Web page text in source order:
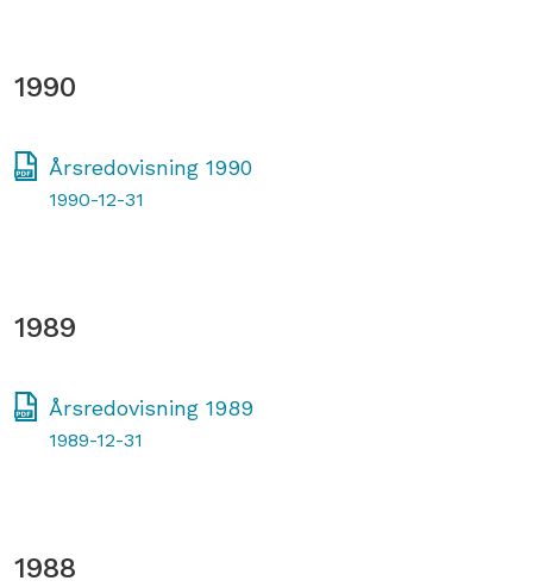
1990
Årsredovisning 1990
1990-12-31
1989
Årsredovisning 1989
1989-12-31
1988